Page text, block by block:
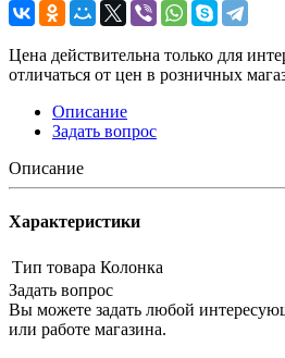
Цена действительна только для
отличаться от цен в розничных
Описание
Задать вопрос
Описание
Характеристики
Тип товара Колонка
Задать вопрос
Вы можете задать любой
или работе магазина.